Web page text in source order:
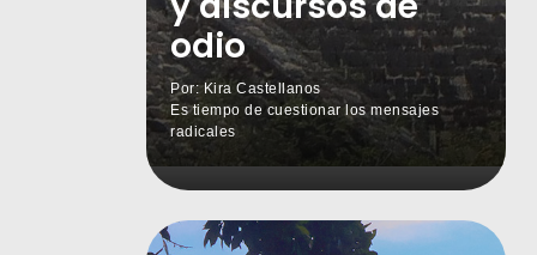
odio
Por: Kira Castellanos
Es tiempo de cuestionar los mensajes
radicales